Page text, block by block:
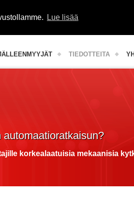
Lue lisää
TIEDOTTEITA
korkealaatuisia mekaanisia